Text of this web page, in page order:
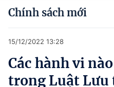
Danh mục
Tham vấn chính sách
Chính sách mới
15/12/2022 13:28
Các hành vi
trong Luật Lưu